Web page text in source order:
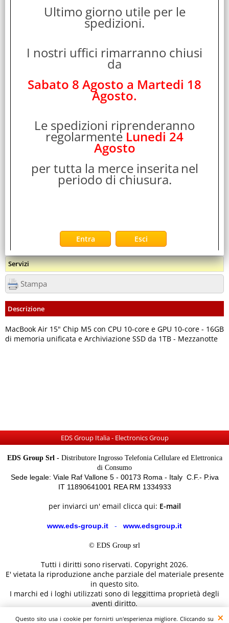
Questo sito usa i cookie per fornirti un'esperienza migliore. Cliccando su
Cod. EAN:
Cod. Produttore:
Disponibilità:
Non Disponibile
3,400 Kg
Servizi
Stampa
Descrizione
MacBook Air 15" Chip M5 con CPU 10-core e GPU 10-core - 16GB
di memoria unificata e Archiviazione SSD da 1TB - Mezzanotte
EDS Group Italia - Electronics Group
EDS Group Srl -Distributore Ingrosso Telefonia Cellulare ed Elettronica
di Consumo
Sede legale: Viale Raf Vallone 5 - 00173 Roma - Italy C.F.- P.iva
IT 11890641001 REA RM 1334933
per inviarci un' email clicca qui: E-mail
www.eds-group.it - www.edsgroup.it
© EDS Group srl
Tutti i diritti sono riservati. Copyright 2026.
E' vietata la riproduzione anche parziale del materiale presente
in questo sito.
I marchi ed i loghi utilizzati sono di leggittima proprietà degli
aventi diritto.
Ultimo giorno utile per le
spedizioni.
I nostri uffici rimarranno chiusi
da
Sabato 8 Agosto a Martedi 18
Agosto.
Le spedizioni riprenderanno
regolarmente Lunedi 24
Agosto
per tutta la merce inserita nel
periodo di chiusura.